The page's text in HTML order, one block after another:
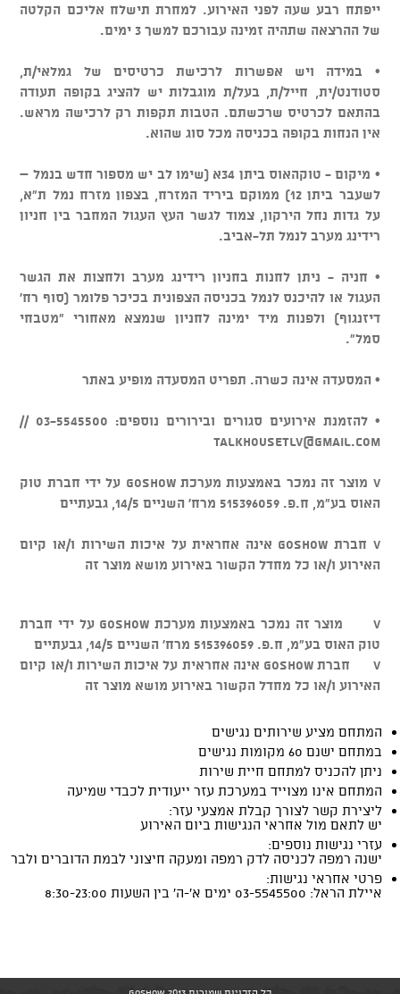
ייפתח רבע שעה לפני האירוע. למחרת תישלח אליכם הקלטה
של ההרצאה שתהיה זמינה עבורכם למשך 3 ימים.
• במידה ויש אפשרות לרכישת כרטיסים של גמלאי/ת,
סטודנט/ית, חייל/ת, בעל/ת מוגבלות יש להציג בקופה תעודה
בהתאם לכרטיס שרכשתם. הטבות תקפות רק לרכישה מראש.
אין הנחות בקופה בכניסה מכל סוג שהוא.
• מיקום - טוקהאוס ביתן 34א (שימו לב יש מספור חדש בנמל –
לשעבר ביתן 12) ממוקם ביריד המזרח, בצפון מזרח נמל ת"א,
על גדות נחל הירקון, צמוד לגשר העץ העגול המחבר בין חניון
רידינג מערב לנמל תל-אביב.
• חניה - ניתן לחנות בחניון רידינג מערב ולחצות את הגשר
העגול או להיכנס לנמל בכניסה הצפונית בכיכר פלומר (סוף רח'
דיזנגוף) ולפנות מיד ימינה לחניון שנמצא מאחורי "מטבחי
סמל".
• המסעדה אינה כשרה. תפריט המסעדה מופיע באתר
• להזמנת אירועים סגורים ובירורים נוספים: 03-5545500 //
talkhousetlv@gmail.com
v מוצר זה נמכר באמצעות מערכת GOSHOW על ידי חברת טוק
האוס בע"מ, ח.פ. 515396059 מרח' השניים 14/5, גבעתיים
v חברת GOSHOW אינה אחראית על איכות השירות ו/או קיום
האירוע ו/או כל מחדל הקשור באירוע מושא מוצר זה
v מוצר זה נמכר באמצעות מערכת GOSHOW על ידי חברת
טוק האוס בע"מ, ח.פ. 515396059 מרח' השניים 14/5, גבעתיים
v חברת GOSHOW אינה אחראית על איכות השירות ו/או קיום
האירוע ו/או כל מחדל הקשור באירוע מושא מוצר זה
המתחם מציע שירותים נגישים
במתחם ישנם 60 מקומות נגישים
ניתן להכניס למתחם חיית שירות
המתחם אינו מצוייד במערכת עזר ייעודית לכבדי שמיעה
ליצירת קשר לצורך קבלת אמצעי עזר:
יש לתאם מול אחראי הנגישות ביום האירוע
עזרי נגישות נוספים:
ישנה רמפה לכניסה לדק רמפה ומעקה חיצוני לבמת הדוברים ולבר
פרטי אחראי נגישות:
איילת הראל: 03-5545500 ימים א'-ה' בין השעות 8:30-23:00